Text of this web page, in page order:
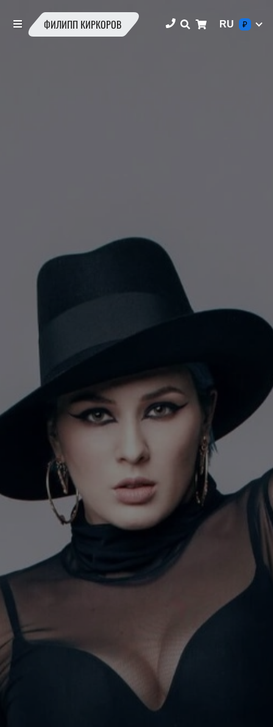
ФИЛИПП КИРКОРОВ RU ₽